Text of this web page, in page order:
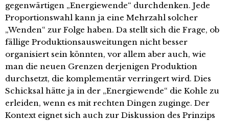
gegenwärtigen „Energiewende“ durchdenken. Jede
Proportionswahl kann ja eine Mehrzahl solcher
„Wenden“ zur Folge haben. Da stellt sich die Frage, ob
fällige Produktionsausweitungen nicht besser
organisiert sein könnten, vor allem aber auch, wie
man die neuen Grenzen derjenigen Produktion
durchsetzt, die komplementär verringert wird. Dies
Schicksal hätte ja in der „Energiewende“ die Kohle zu
erleiden, wenn es mit rechten Dingen zuginge. Der
Kontext eignet sich auch zur Diskussion des Prinzips